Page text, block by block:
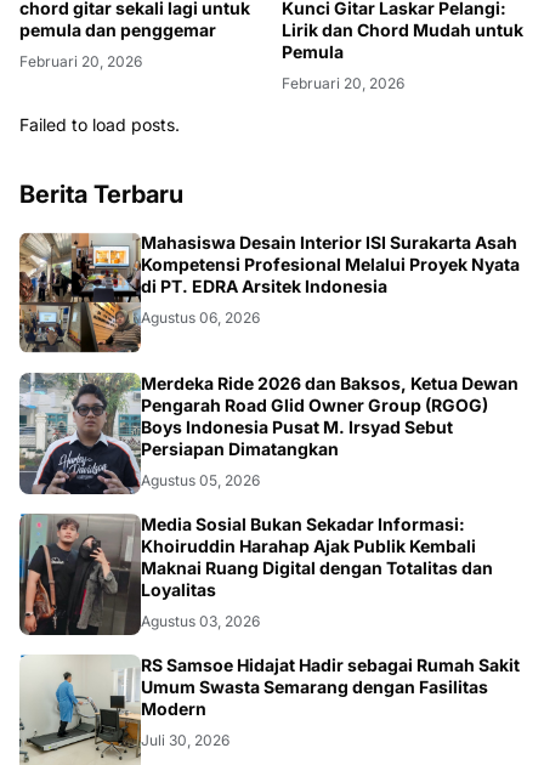
chord gitar sekali lagi untuk
pemula dan penggemar
Februari 20, 2026
Kunci Gitar Laskar Pelangi:
Lirik dan Chord Mudah untuk
Pemula
Februari 20, 2026
Failed to load posts.
Berita Terbaru
NASIONAL
Mahasiswa Desain Interior ISI Surakarta Asah
Kompetensi Profesional Melalui Proyek Nyata
di PT. EDRA Arsitek Indonesia
Agustus 06, 2026
NASIONAL
Merdeka Ride 2026 dan Baksos, Ketua Dewan
Pengarah Road Glid Owner Group (RGOG)
Boys Indonesia Pusat M. Irsyad Sebut
Persiapan Dimatangkan
Agustus 05, 2026
OPINI
Media Sosial Bukan Sekadar Informasi:
Khoiruddin Harahap Ajak Publik Kembali
Maknai Ruang Digital dengan Totalitas dan
Loyalitas
Agustus 03, 2026
KESEHATAN
RS Samsoe Hidajat Hadir sebagai Rumah Sakit
Umum Swasta Semarang dengan Fasilitas
Modern
Juli 30, 2026